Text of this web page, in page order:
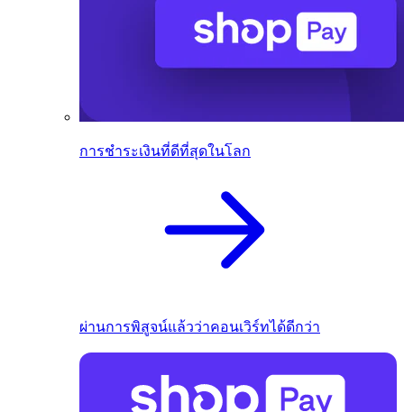
การชำระเงินที่ดีที่สุดในโลก
ผ่านการพิสูจน์แล้วว่าคอนเวิร์ทได้ดีกว่า